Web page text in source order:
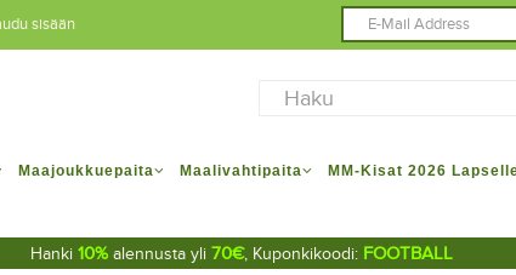
sisään
Maajoukkuepaita Maalivahtipaita MM-Kisat 2026
Hanki 10% alennusta yli 70€, Kuponkikoodi: FOOTBALL